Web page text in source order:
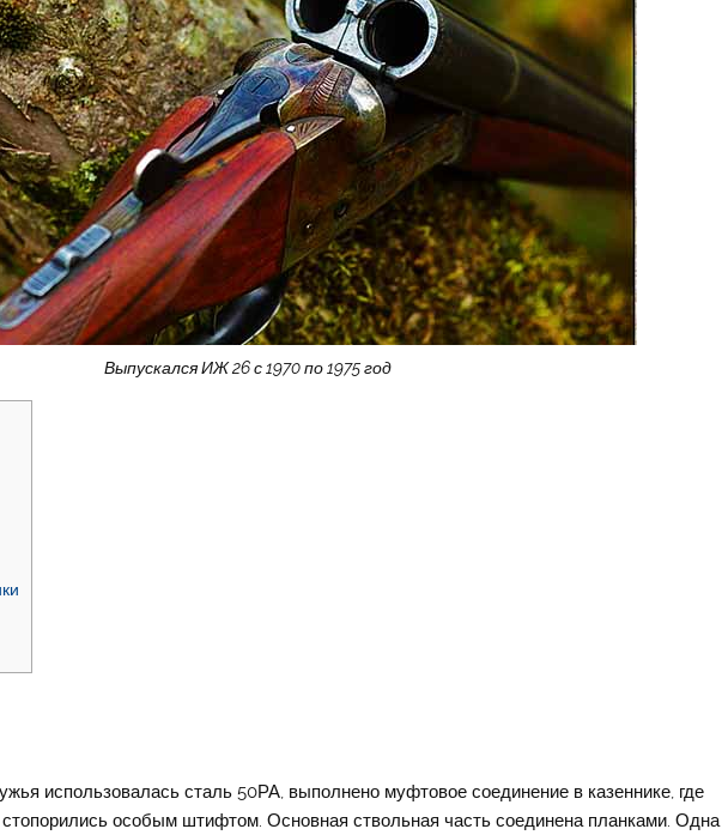
Выпускался ИЖ 26 с 1970 по 1975 год
использовалась сталь 50РА, выполнено муфтовое соединение в казеннике, где
особым штифтом. Основная ствольная часть соединена планками. Одна